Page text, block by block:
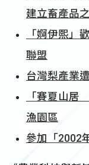
建立畜產品
「婀伊熙」
聯盟
台灣梨產業
「賽夏山
漁園區
參加「2002